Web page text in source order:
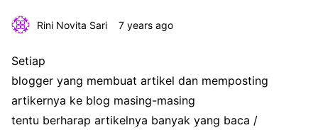
Rini Novita Sari 7 years ago
Setiap
blogger yang membuat artikel dan memposting
artikernya ke blog masing-masing
tentu berharap artikelnya banyak yang baca /